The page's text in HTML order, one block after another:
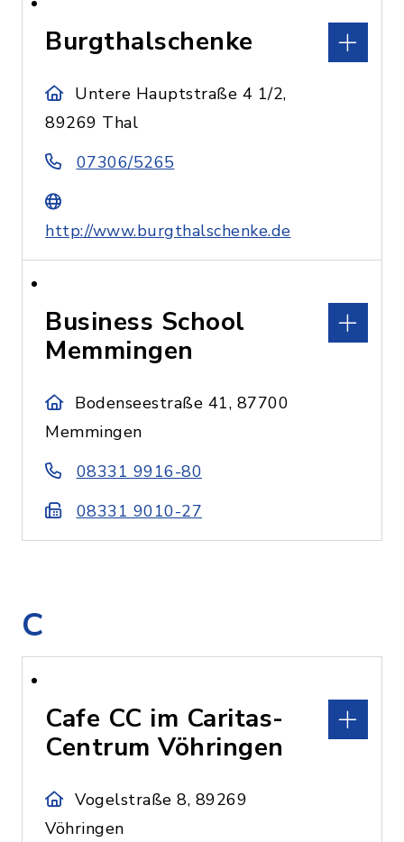
Burgthalschenke
Untere Hauptstraße 4 1/2,
89269 Thal
07306/5265
http://www.burgthalschenke.de
Business School
Memmingen
Bodenseestraße 41, 87700
Memmingen
08331 9916-80
08331 9010-27
C
Cafe CC im Caritas-
Centrum Vöhringen
Vogelstraße 8, 89269
Vöhringen